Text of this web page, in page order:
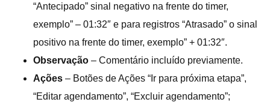
“Antecipado” sinal negativo na frente do timer,
exemplo” – 01:32″ e para registros “Atrasado” o sinal
positivo na frente do timer, exemplo” + 01:32″.
Observação – Comentário incluído previamente.
Ações – Botões de Ações “Ir para próxima etapa”,
“Editar agendamento”, “Excluir agendamento”;